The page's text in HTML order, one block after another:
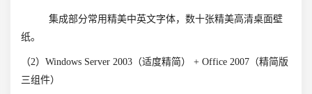
集成部分常用精美中英文字体，数十张精美高清桌面壁
纸。
（2）Windows Server 2003（适度精简） + Office 2007（精简版
三组件）